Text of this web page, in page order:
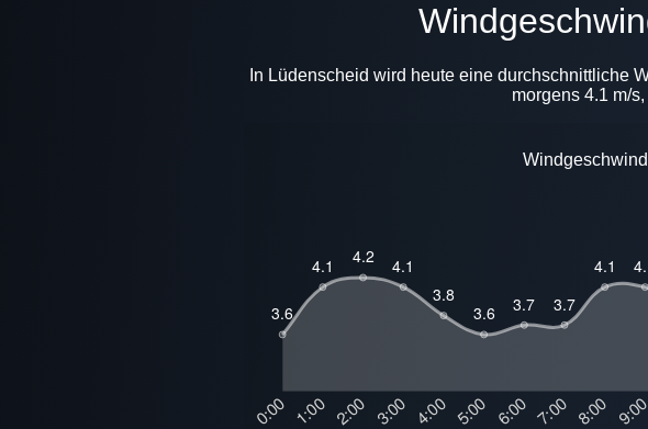
In Lüdenscheid wird heute eine durchschnittliche
morgens 4.1 m/